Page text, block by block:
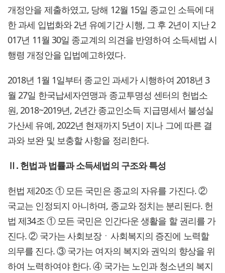
개정안을 제출하였고, 당해 12월 15일 종교인 소득에 대
한 과세 입법화와 2년 유예기간 시행, 그 후 2년이 지난 2
017년 11월 30일 종교계의 의견을 반영하여 소득세법 시
행령 개정안을 입법예고하였다.
2018년 1월 1일부터 종교인 과세가 시행하여 2018년 3
월 27일 한국납세자연맹과 종교투명성 센터의 헌법소
원, 2018~2019년, 2년간 종교인소득 지급명세서 불성실
가산세 유예, 2022년 현재까지 5년이 지나 그에 따른 결
과와 보완 및 보충할 사항을 정리한다.
Ⅱ. 헌법과 법률과 소득세법의 구조와 특성
헌법 제20조 ① 모든 국민은 종교의 자유를 가진다. ②
국교는 인정되지 아니하며, 종교와 정치는 분리된다. 헌
법 제34조 ① 모든 국민은 인간다운 생활을 할 권리를 가
진다. ② 국가는 사회보장ㆍ사회복지의 증진에 노력할
의무를 진다. ③ 국가는 여자의 복지와 권익의 향상을 위
하여 노력하여야 한다. ④ 국가는 노인과 청소년의 복지